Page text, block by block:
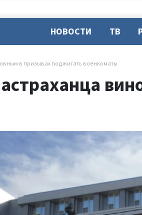
НОВОСТИ ТВ
в призывах поджигать военкоматы